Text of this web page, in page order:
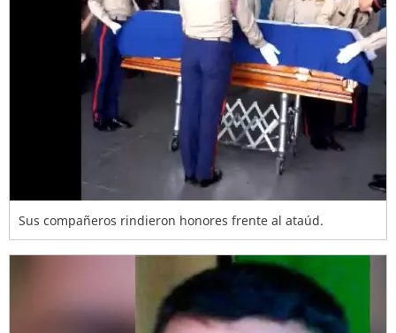
Sus compañeros rindieron honores frente al ataúd.